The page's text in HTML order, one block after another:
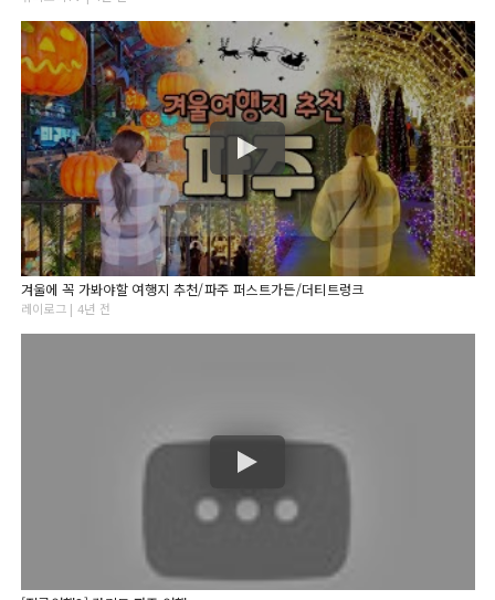
겨울에 꼭 가봐야할 여행지 추천/파주 퍼스트가든/더티트렁크
레이로그 | 4년 전